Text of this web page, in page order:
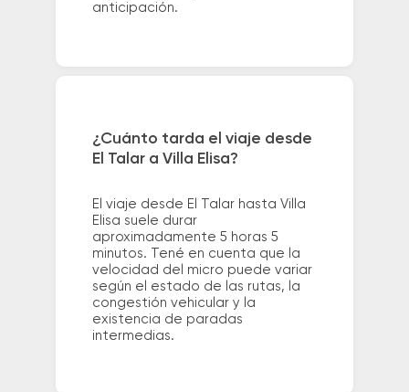
anticipación.
¿Cuánto tarda el viaje desde
El Talar a Villa Elisa?
El viaje desde El Talar hasta Villa
Elisa suele durar
aproximadamente 5 horas 5
minutos. Tené en cuenta que la
velocidad del micro puede variar
según el estado de las rutas, la
congestión vehicular y la
existencia de paradas
intermedias.